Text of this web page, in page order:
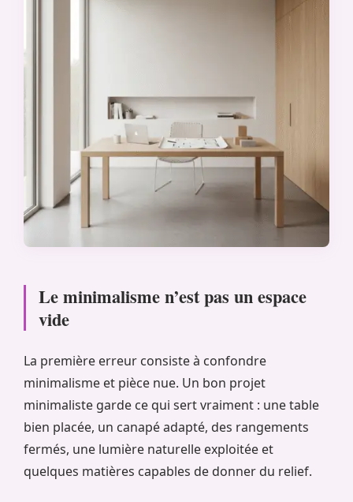
Le minimalisme n’est pas un espace
vide
La première erreur consiste à confondre
minimalisme et pièce nue. Un bon projet
minimaliste garde ce qui sert vraiment : une table
bien placée, un canapé adapté, des rangements
fermés, une lumière naturelle exploitée et
quelques matières capables de donner du relief.